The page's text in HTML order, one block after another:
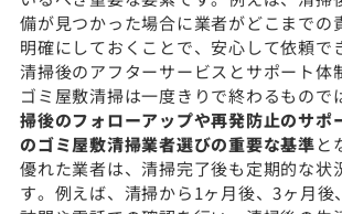
備が見つかった場合に業者がどこまでの
明確にしておくことで、安心して依頼で
清掃後のアフターサービスとサポート体
ゴミ屋敷清掃は一度きりで終わるもので
掃後のフォローアップや再発防止のサポ
のゴミ屋敷清掃業者選びの重要な基準と
優れた業者は、清掃完了後も定期的な状
す。例えば、清掃から1ヶ月後、3ヶ月後